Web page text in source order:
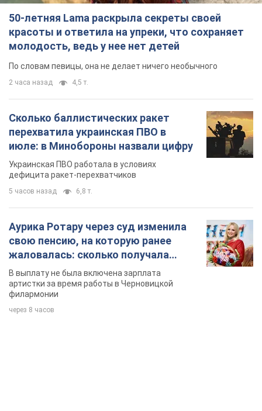
50-летняя Lama раскрыла секреты своей
красоты и ответила на упреки, что сохраняет
молодость, ведь у нее нет детей
По словам певицы, она не делает ничего необычного
2 часа назад 4,5 т.
Сколько баллистических ракет
перехватила украинская ПВО в
июле: в Минобороны назвали цифру
Украинская ПВО работала в условиях
дефицита ракет-перехватчиков
5 часов назад 6,8 т.
Аурика Ротару через суд изменила
свою пенсию, на которую ранее
жаловалась: сколько получала
певица
В выплату не была включена зарплата
артистки за время работы в Черновицкой
филармонии
через 8 часов